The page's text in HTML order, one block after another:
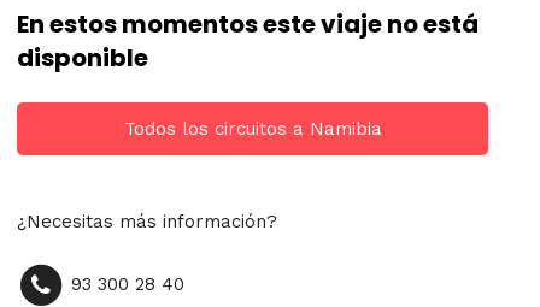
En estos momentos este viaje no está
disponible
Todos los circuitos a Namibia
¿Necesitas más información?
93 300 28 40